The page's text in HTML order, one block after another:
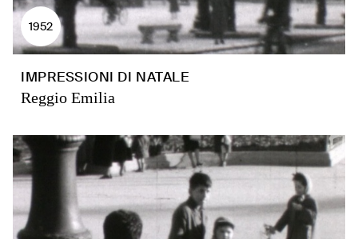
1952
IMPRESSIONI DI NATALE
Reggio Emilia